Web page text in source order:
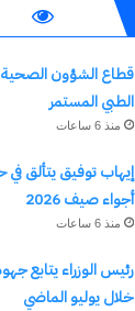
قطاع الشؤون الصحية
الطبي المستمر
منذ 6 ساعات
إيهاب توفيق يتألق
أجواء صيف 2026
منذ 6 ساعات
رئيس الوزراء يتابع
خلال يوليو الماضي